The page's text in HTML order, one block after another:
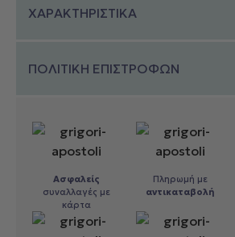
ΧΑΡΑΚΤΗΡΙΣΤΙΚΑ
ΠΟΛΙΤΙΚΗ ΕΠΙΣΤΡΟΦΩΝ
Ασφαλείς
συναλλαγές με
κάρτα
Πληρωμή με
αντικαταβολή